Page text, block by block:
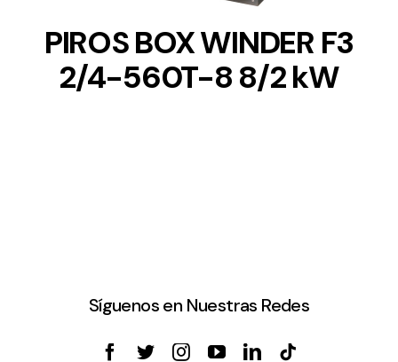
PIROS BOX WINDER F3
2/4-560T-8 8/2 kW
Síguenos en Nuestras Redes